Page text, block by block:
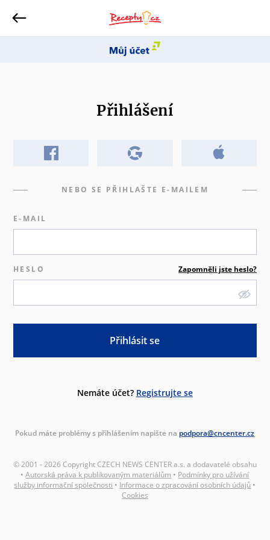
Přihlášení
NEBO SE PŘIHLAŠTE E-MAILEM
E-MAIL
HESLO Zapomněli jste heslo?
Přihlásit se
Nemáte účet? Registrujte se
Pokud máte problémy s přihlášením napište na podpora@cncenter.cz
© 2001 - 2026 Copyright CZECH NEWS CENTER a.s. a dodavatelé obsahu
•Autorská práva k publikovaným materiálům • Podmínky pro užívání
služby informační společnosti • Informace o zpracování osobních údajů •
Cookies